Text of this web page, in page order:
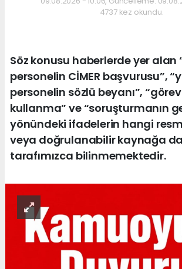
4737 kez okundu.
Söz konusu haberlerde yer alan
personelin CİMER başvurusu”,
personelin sözlü beyanı”,
kullanma” ve “soruşturmanın
yönündeki ifadelerin hangi
veya doğrulanabilir kaynağa
tarafımızca bilinmemektedir.